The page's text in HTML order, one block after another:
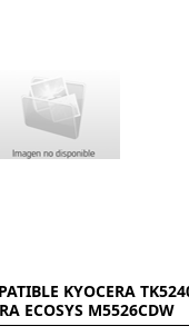
KYOCERA
ECOSYS M5526CDW